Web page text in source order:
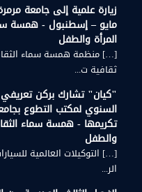
مايو – إسطنبول - همسة
المرأة والطفل
[…] منظمة همسة سماء
ثقافية ت...
"كيان" تشارك بركن
السنوي لمكتب التطوع
تكريمها - همسة سماء
والطفل
[…] التوكيلات العالمية
الر...